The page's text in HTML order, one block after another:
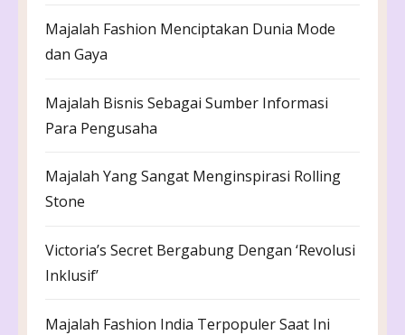
Majalah Fashion Menciptakan Dunia Mode
dan Gaya
Majalah Bisnis Sebagai Sumber Informasi
Para Pengusaha
Majalah Yang Sangat Menginspirasi Rolling
Stone
Victoria’s Secret Bergabung Dengan ‘Revolusi
Inklusif’
Majalah Fashion India Terpopuler Saat Ini